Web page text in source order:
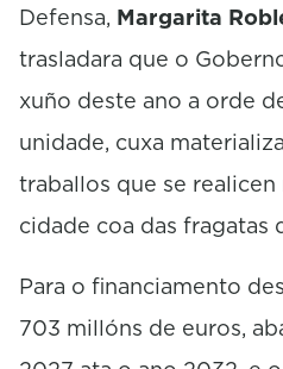
Defensa, Margarita
trasladara que o
xuño deste ano a orde
unidade, cuxa
traballos que se
cidade coa das fragatas
Para o financiamento
703 millóns de euros,